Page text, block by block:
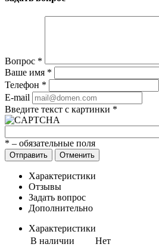
Вопрос *
Ваше имя *
Телефон *
E-mail
Введите текст с картинки *
* – обязательные поля
Отправить Отменить
Характеристики
Отзывы
Задать вопрос
Дополнительно
Характеристики
В наличии
Нет